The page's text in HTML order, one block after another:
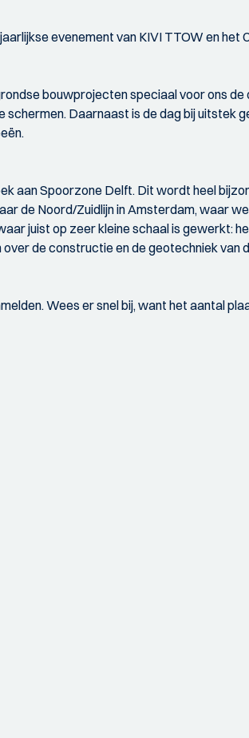
evenement van KIVI TTOW en het
bouwprojecten speciaal voor ons de
Daarnaast is de dag bij uitstek
aan Spoorzone Delft. Dit wordt heel
de Noord/Zuidlijn in Amsterdam, waar
juist op zeer kleine schaal is gewerkt:
de constructie en de geotechniek
Wees er snel bij, want het aantal